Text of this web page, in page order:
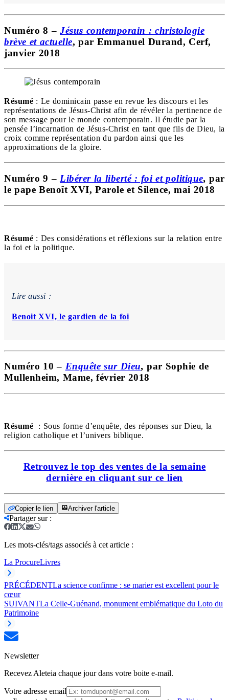
Numéro 8 – Jésus contemporain : christologie
brève et actuelle, par Emmanuel Durand, Cerf,
janvier 2018
Résumé : Le dominicain passe en revue les discours et les
représentations de Jésus-Christ afin de révéler la pertinence de
son message pour le monde contemporain. Il étudie par la
pensée l’incarnation de Jésus-Christ en tant que fils de Dieu, la
croix comme représentation du pardon ainsi que les
approximations de la gloire.
Numéro 9 – Libérer la liberté : foi et politique, par
le pape Benoît XVI, Parole et Silence, mai 2018
Résumé : Des considérations et réflexions sur la relation entre
la foi et la politique.
Lire aussi :
Benoit XVI, le gardien de la foi
Numéro 10 – Enquête sur Dieu, par Sophie de
Mullenheim, Mame, février 2018
Résumé
: Sous forme d’enquête, des réponses sur Dieu, la
religion catholique et l’univers biblique.
Retrouvez le top des ventes de la semaine
dernière en cliquant sur ce lien
Copier le lien Archiver l'article
Partager sur:
Les mots-clés/tags associés à cet article :
La ProcureLivres
PRÉCÉDENTLa science confirme : se marier est excellent pour le
cœur
SUIVANTLa Celle-Guénand, monument emblématique du Loto du
Patrimoine
Newsletter
Recevez Aleteia chaque jour dans votre boite e-mail.
Votre adresse email